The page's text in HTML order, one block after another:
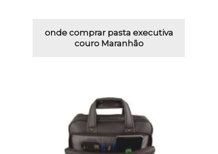
onde comprar pasta executiva
couro Maranhão